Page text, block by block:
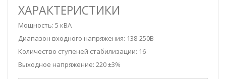
ХАРАКТЕРИСТИКИ
Мощность: 5 кВА
Диапазон входного напряжения: 138-250В
Количество ступеней стабилизации: 16
Выходное напряжение: 220 ±3%